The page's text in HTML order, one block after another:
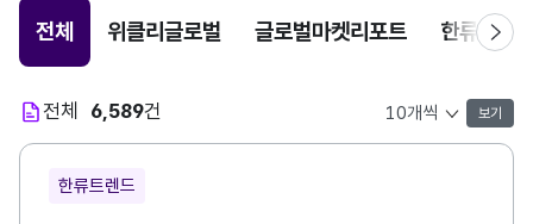
전체 위클리글로벌 글로벌마켓리포트 한류트렌
전체 6,589건
목록 표시 개수 선택
보기
한류트렌드